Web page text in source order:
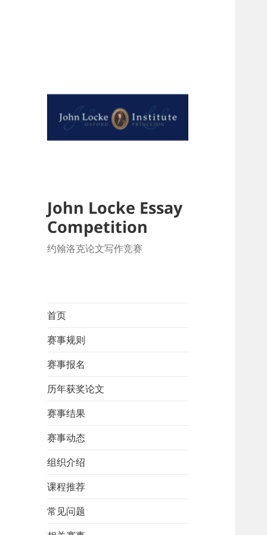
John Locke Essay
Competition
约翰洛克论文写作竞赛
首页
赛事规则
赛事报名
历年获奖论文
赛事结果
赛事动态
组织介绍
课程推荐
常见问题